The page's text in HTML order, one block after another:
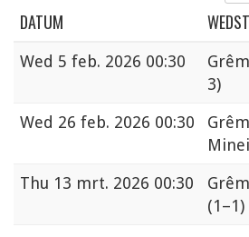
DATUM
Wed 5 feb. 2026 00:30
3)
Wed 26 feb. 2026 00:30
Thu 13 mrt. 2026 00:30
(1–1)